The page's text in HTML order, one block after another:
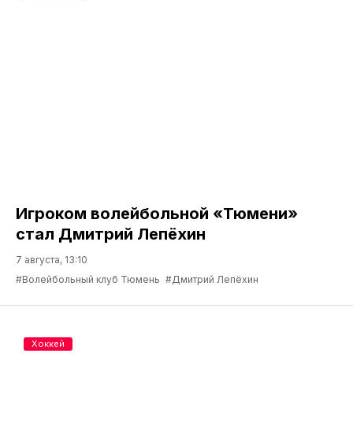
Игроком волейбольной «Тюмени»
стал Дмитрий Лепёхин
7 августа, 13:10
#Волейбольный клуб Тюмень #Дмитрий Лепёхин
Хоккей